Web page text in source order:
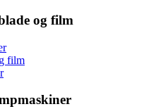
og film
film